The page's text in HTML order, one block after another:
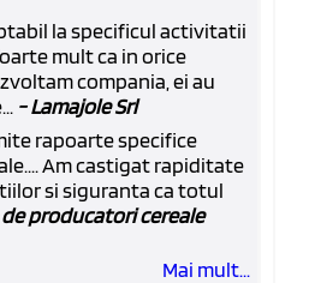
la specificul activitatii
mult ca in orice
compania, ei au
- Lamajole Srl
rapoarte specifice
Am castigat rapiditate
si siguranta ca totul
producatori cereale
Mai mult...